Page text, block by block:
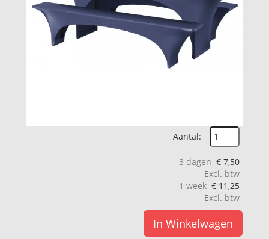
Aantal:
3 dagen € 7,50
Excl. btw
1 week € 11,25
Excl. btw
In Winkelwagen